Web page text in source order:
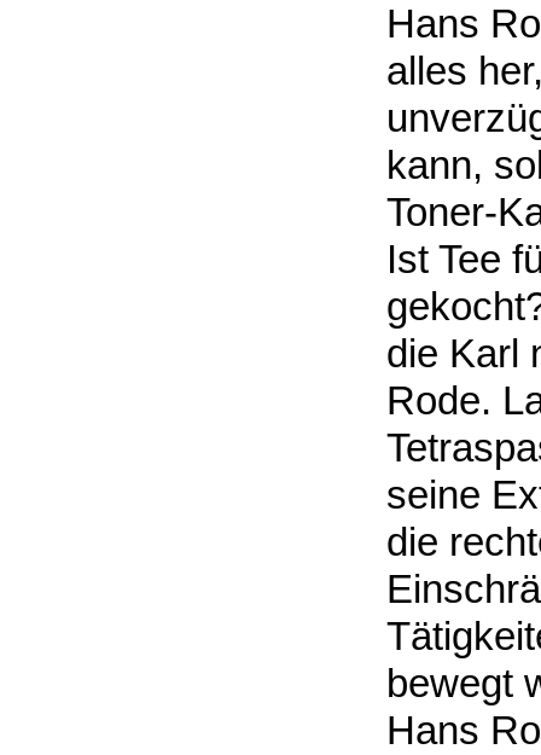
Hans
alles
kann,
Toner-
Ist Tee
die Karl
Rode.
seine
die
bewegt
Hans